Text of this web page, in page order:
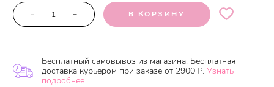
– + В КОРЗИНУ
Бесплатный самовывоз из магазина. Бесплатная
доставка курьером при заказе от 2900 ₽. Узнать
подробнее.